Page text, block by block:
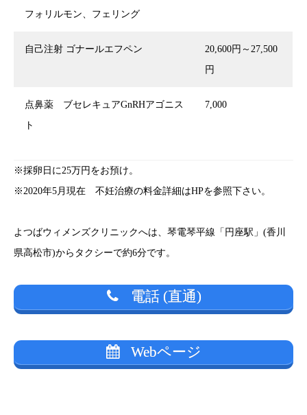
フォリルモン、フェリング
自己注射 ゴナールエフペン
20,600円～27,500
円
点鼻薬 ブセレキュアGnRHアゴニス
ト
7,000
※採卵日に25万円をお預け。
※2020年5月現在 不妊治療の料金詳細はHPを参照下さい。
よつばウィメンズクリニックへは、琴電琴平線「円座駅」(香川
県高松市)からタクシーで約6分です。
電話 (直通)
Webページ